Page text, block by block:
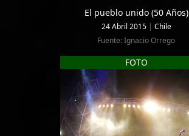
El pueblo unido (50 Años)
24 Abril 2015 | Chile
Fuente: Ignacio Orrego
FOTO